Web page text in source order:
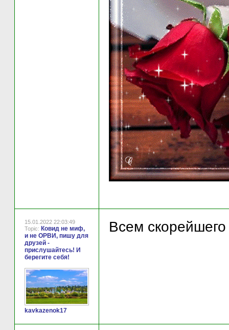
15.01.2022 22:03:49
Topic: Ковид не миф,
и не ОРВИ, пишу для
друзей -
прислушайтесь! И
берегите себя!
kavkazenok17
Всем